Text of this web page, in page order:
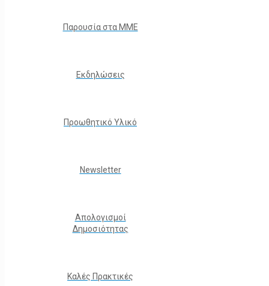
Παρουσία στα ΜΜΕ
Εκδηλώσεις
Προωθητικό Υλικό
Νewsletter
Απολογισμοί
Δημοσιότητας
Καλές Πρακτικές